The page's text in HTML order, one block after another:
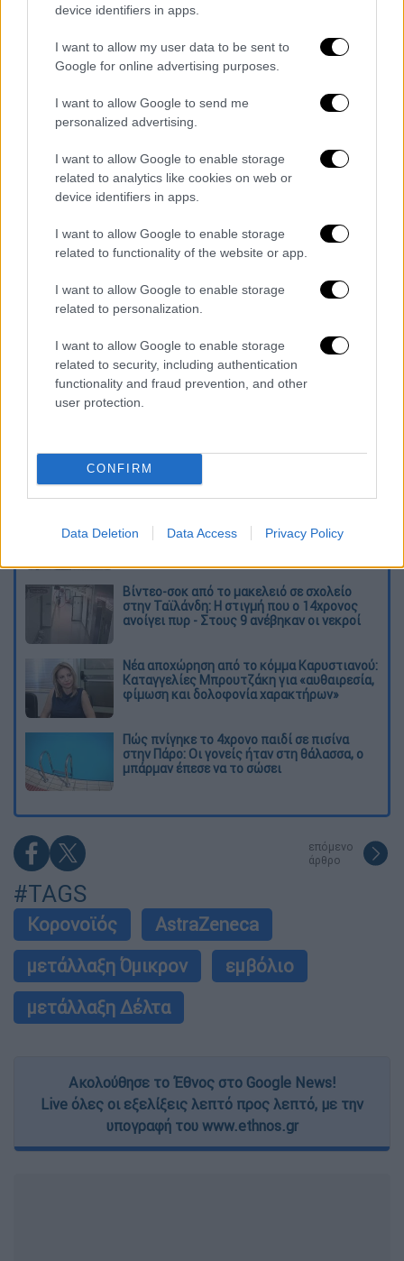
device identifiers in apps.
I want to allow my user data to be sent to
Google for online advertising purposes.
I want to allow Google to send me
personalized advertising.
I want to allow Google to enable storage
related to analytics like cookies on web or
device identifiers in apps.
I want to allow Google to enable storage
related to functionality of the website or app.
I want to allow Google to enable storage
related to personalization.
I want to allow Google to enable storage
related to security, including authentication
functionality and fraud prevention, and other
user protection.
CONFIRM
Data Deletion Data Access Privacy Policy
«Εξετάζουμε επίσης το κοκτέιλ
αντισωμάτων AZD7442 απέναντι σε αυτήν
την παραλλαγή και ελπίζουμε ότι θα
διατηρήσει την αποτελεσματικότητά του
αφού περιέχει δύο ισχυρά αντισώματα με
διαφορετική και συμπληρωματική δράση
Διαβάστε ακόμη
Παλαιό Φάληρο - Οι εκβιασμοί, οι
Βίντεο-σοκ από το μακελειό σε σχολείο
στην Ταϊλάνδη: Η στιγμή που ο 14χρονος
ανοίγει πυρ - Στους 9 ανέβηκαν οι νεκροί
Νέα αποχώρηση από το κόμμα Καρυστιανού:
Καταγγελίες Μπρουτζάκη για «αυθαιρεσία,
φίμωση και δολοφονία χαρακτήρων»
Πώς πνίγηκε το 4χρονο παιδί σε πισίνα
στην Πάρο: Οι γονείς ήταν στη θάλασσα, ο
μπάρμαν έπεσε να το σώσει
επόμενο
άρθρο
#TAGS
Κορονοϊός
AstraZeneca
μετάλλαξη Όμικρον
εμβόλιο
μετάλλαξη Δέλτα
Ακολούθησε το Έθνος στο Google News!
Live όλες οι εξελίξεις λεπτό προς λεπτό, με την
υπογραφή του www.ethnos.gr